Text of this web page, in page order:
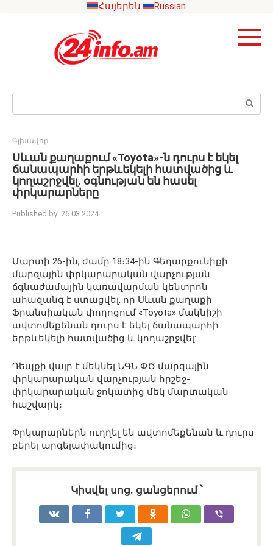
Հայերեն Russian
Search:
Գլխավոր
Սևան քաղաքում «Toyota»-ն դուրս է եկել
ճանապարհի երթևեկելի հատվածից և
կողաշրջվել․ օգնության են հասել
փրկարարները
Published by: 26.03.2024
Մարտի 26-ին, ժամը 18։34-ին Գեղարքունիքի
մարզային փրկարարական վարչության
ճգնաժամային կառավարման կենտրոն
ահազանգ է ստացվել, որ Սևան քաղաքի
Ֆրանսիական փողոցում «Toyota» մակնիշի
ավտոմեքենան դուրս է եկել ճանապարհի
երթևեկելի հատվածից և կողաշրջվել:
Դեպքի վայր է մեկնել ՆԳՆ ՓԾ մարզային
փրկարարական վարչության հրշեջ-
փրկարարական ջոկատից մեկ մարտական
հաշվարկ։
Փրկարարներն ուղղել են ավտոմեքենան և դուրս
բերել արգելափակումից։
Կիսվել սոց․ ցանցերում ՝